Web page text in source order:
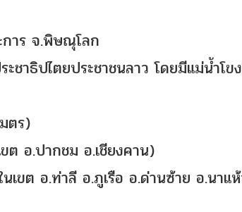
าร จ.พิษณุโลก
าธิปไตยประชาชนลาว โดยมีแม่น้ำโข
ตร)
ต อ.ปากชม อ.เชียงคาน)
เขต อ.ท่าลี อ.ภูเรือ อ.ด่านซ้าย อ.นาแ